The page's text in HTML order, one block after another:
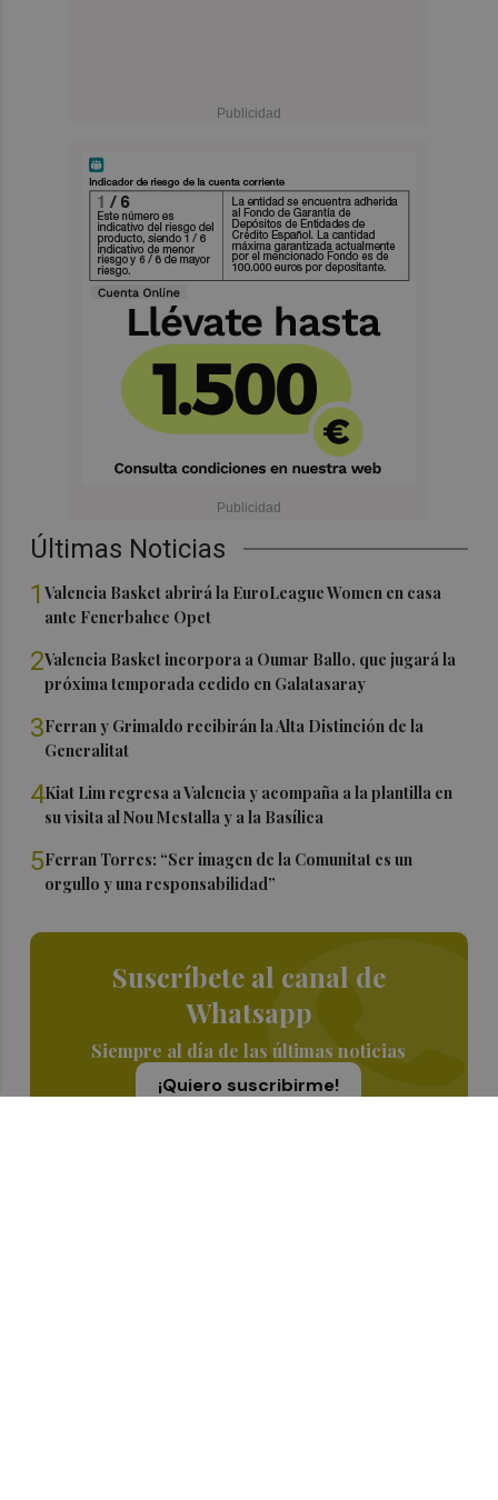
Últimas Noticias
1Valencia Basket abrirá la EuroLeague Women en casa
ante Fenerbahce Opet
2Valencia Basket incorpora a Oumar Ballo, que jugará la
próxima temporada cedido en Galatasaray
3Ferran y Grimaldo recibirán la Alta Distinción de la
Generalitat
4Kiat Lim regresa a Valencia y acompaña a la plantilla en
su visita al Nou Mestalla y a la Basílica
5Ferran Torres: “Ser imagen de la Comunitat es un
orgullo y una responsabilidad”
Suscríbete al canal de
Whatsapp
Siempre al día de las últimas noticias
¡Quiero suscribirme!